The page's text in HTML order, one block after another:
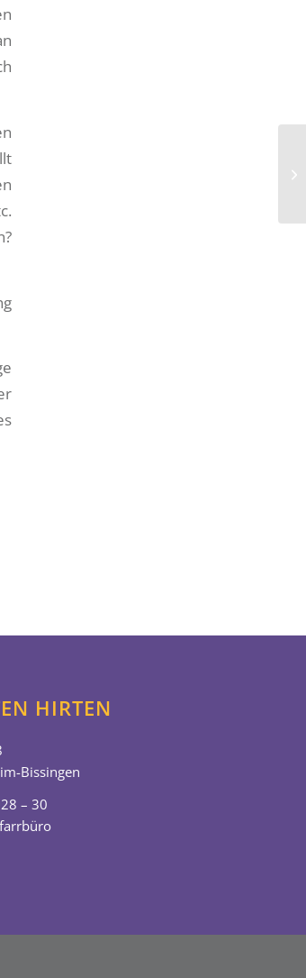
HIRTEN
Bissingen
– 30